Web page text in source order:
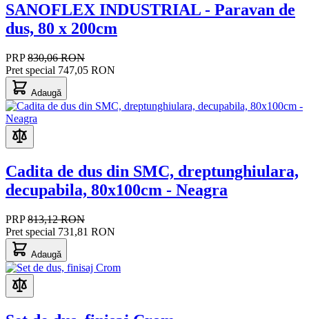
SANOFLEX INDUSTRIAL - Paravan de
dus, 80 x 200cm
PRP 830,06 RON
Pret special 747,05 RON
Adaugă
Cadita de dus din SMC, dreptunghiulara,
decupabila, 80x100cm - Neagra
PRP 813,12 RON
Pret special 731,81 RON
Adaugă